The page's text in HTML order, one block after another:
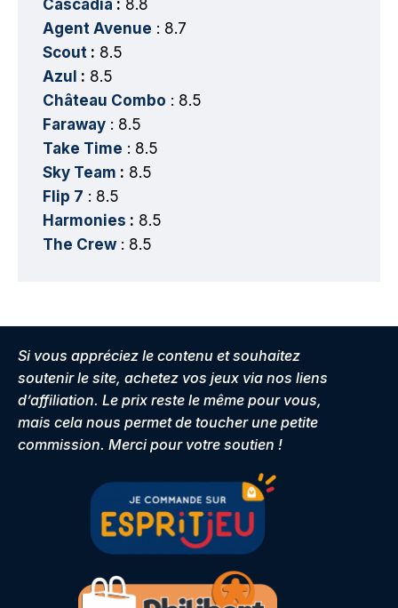
Cascadia : 8.8
Agent Avenue : 8.7
Scout : 8.5
Azul : 8.5
Château Combo : 8.5
Faraway : 8.5
Take Time : 8.5
Sky Team : 8.5
Flip 7 : 8.5
Harmonies : 8.5
The Crew : 8.5
Si vous appréciez le contenu et souhaitez
soutenir le site, achetez vos jeux via nos liens
d’affiliation. Le prix reste le même pour vous,
mais cela nous permet de toucher une petite
commission. Merci pour votre soutien !